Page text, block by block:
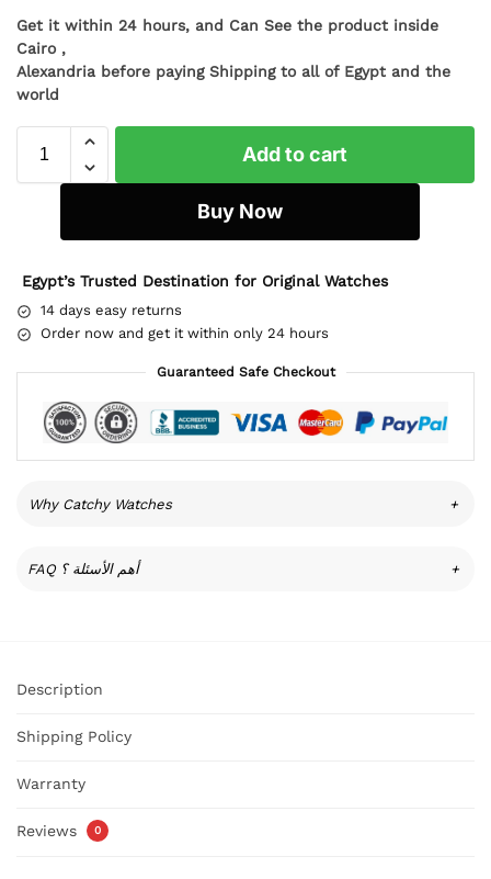
Get it within 24 hours, and Can See the product inside
Cairo ,
Alexandria before paying Shipping to all of Egypt and the
world
Add to cart
Buy Now
Egypt’s Trusted Destination for Original Watches
14 days easy returns
Order now and get it within only 24 hours
Guaranteed Safe Checkout
Why Catchy Watches +
FAQ أهم الأسئلة ؟ +
Description
Shipping Policy
Warranty
Reviews 0